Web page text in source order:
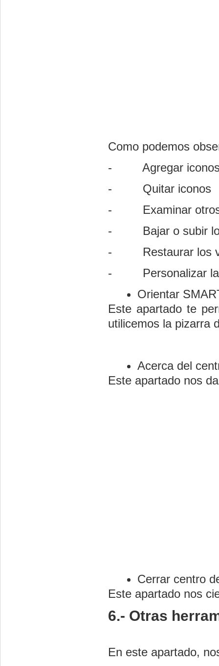
Como podemos
- Agregar
- Quitar iconos
- Examinar otros
- Bajar o subir los
- Restaurar los
- Personalizar la
Orientar
Este apartado te
utilicemos la pizarra
Acerca del
Este apartado nos
Cerrar centro
Este apartado nos
6.- Otras
En este apartado,